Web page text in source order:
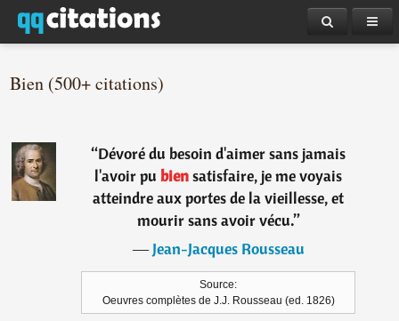
Bien (500+ citations)
“Dévoré du besoin d'aimer sans jamais
l'avoir pubiensatisfaire, je me voyais
atteindre aux portes de la vieillesse, et
mourir sans avoir vécu.”
―Jean-Jacques Rousseau
Source:
Oeuvres complètes de J.J. Rousseau (ed. 1826)